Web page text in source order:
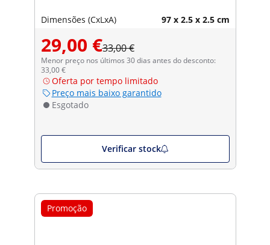
Dimensões (CxLxA) 97 x 2.5 x 2.5 cm
29,00 €33,00 €
Menor preço nos últimos 30 dias antes do desconto:
33,00 €
Oferta por tempo limitado
Preço mais baixo garantido
Esgotado
Verificar stock
Promoção